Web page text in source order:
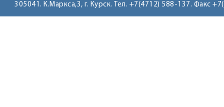
305041. К.Маркса,3, г. Курск. Тел. +7(4712) 588-137. Факс